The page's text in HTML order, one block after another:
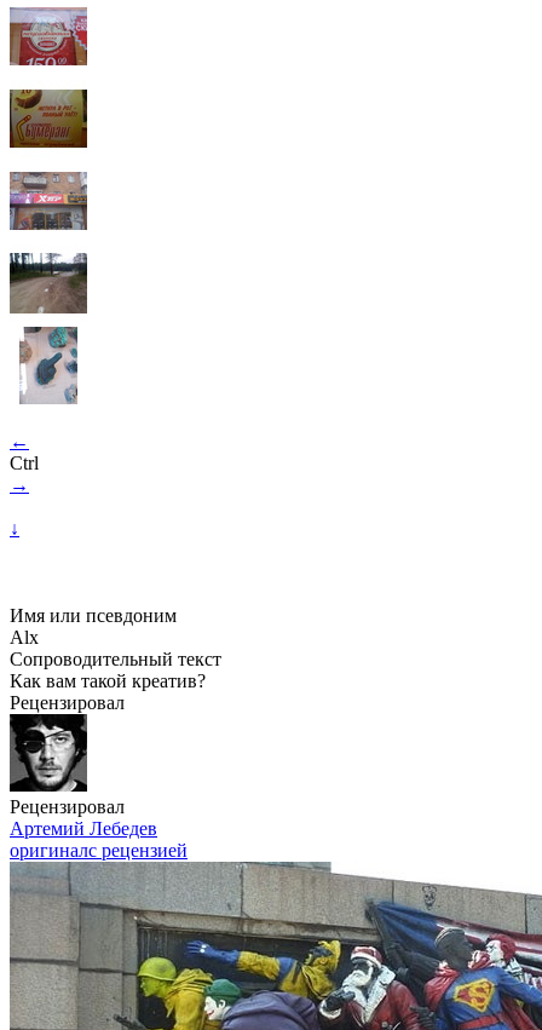
←
Ctrl
→
↓
Имя или псевдоним
Alx
Сопроводительный текст
Как вам такой креатив?
Рецензировал
Рецензировал
Артемий Лебедев
оригиналс рецензией